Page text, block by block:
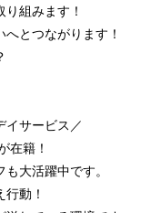
組みます！
とつながります！
イサービス／
在籍！
大活躍中です。
動！